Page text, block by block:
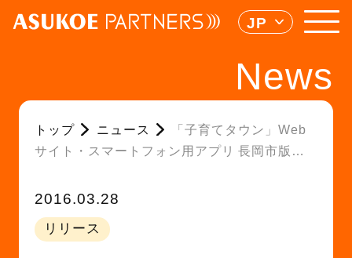
JP
News
トップ ニュース
「子育てタウン」Web
サイト・スマートフォン用アプリ 長岡市版を
2016.03.28
リリース